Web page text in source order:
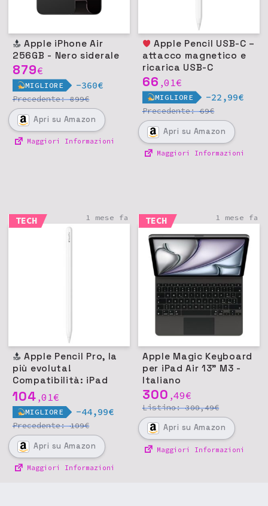
Apple iPhone Air
256GB - Nero siderale
879€
MIGLIORE -360€
Precedente:899€
Apri su Amazon
Maggiori Informazioni
Apple Pencil USB-C –
attacco magnetico e
ricarica USB-C
66 ,01€
MIGLIORE -22,99€
Precedente:69€
Apri su Amazon
Maggiori Informazioni
TECH 1 mese fa
Apple Pencil Pro, la
più evoluta!
Compatibilità: iPad
Pro 11/13 M4, iPad Air
11/13 M2, iPad mini
(A17 Pro)
104 ,01€
MIGLIORE -44,99€
Precedente:109€
Apri su Amazon
Maggiori Informazioni
TECH 1 mese fa
Apple Magic Keyboard
per iPad Air 13" M3 -
Italiano
300 ,49€
Listino:300,49€
Apri su Amazon
Maggiori Informazioni